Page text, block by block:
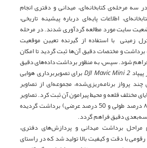
مرحله‌ی کتابخانه‌ای، میدانی و دفتری انجام
اطلاعات پایه‌ای درباره پیشینه تاریخی،
سایت مورد مطالعه گردآوری شدند. در مرحله
زمینی با استفاده از گیرنده تعیین موقعیت
و مختصات دقیق آن‌ها ثبت گردید تا امکان
شود. سپس، به منظور برداشت داده‌های دقیق
DJI Mavic Mini 2برای تصویربرداری هوایی
پرواز برنامه‌ریزی‌شده، مجموعه‌ای از تصاویر
مختلف قلعه و محیط پیرامون آن ثبت کرد. تصاویر
با همپوشانی مناسب (۸۰ درصد طولی و 50 درصد عرضی) برداشت گردیده
دقیق فراهم گردد.
مراحل برداشت میدانی و پردازش‌های دفتری،
با دقت و کیفیت بالا تولید شد که در راستای